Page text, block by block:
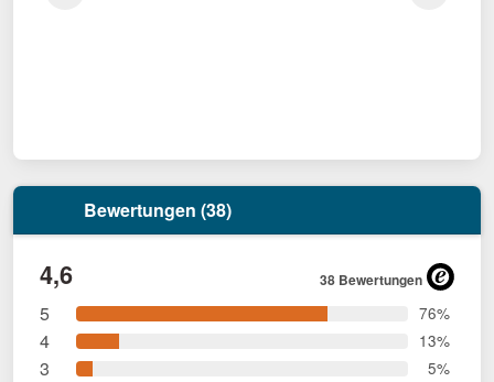
Bewertungen (38)
4,6 38 Bewertungen
5 76%
4 13%
3 5%